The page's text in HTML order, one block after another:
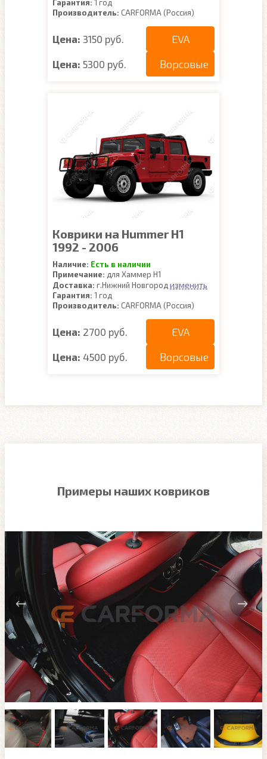
Гарантия: 1 год
Производитель: CARFORMA (Россия)
Цена: 3150 руб. EVA
Цена: 5300 руб. Ворсовые
Коврики на Hummer H1
1992 - 2006
Наличие: Есть в наличии
Примечание: для Хаммер Н1
Доставка: г.Нижний Новгород изменить
Гарантия: 1 год
Производитель: CARFORMA (Россия)
Цена: 2700 руб. EVA
Цена: 4500 руб. Ворсовые
Примеры наших ковриков